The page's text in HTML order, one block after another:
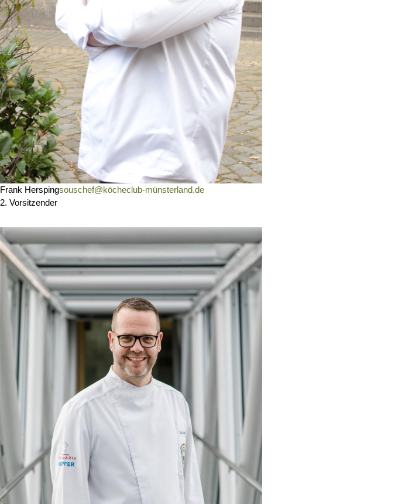
Frank Herspingsouschef@köcheclub-münsterland.de
2. Vorsitzender